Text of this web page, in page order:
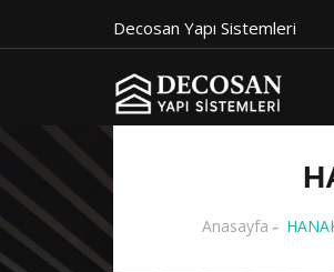
Decosan Yapı Sistemleri
Anasayfa